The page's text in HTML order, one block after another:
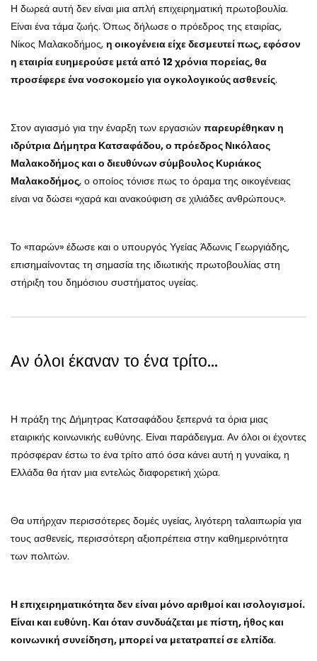
Η δωρεά αυτή δεν είναι μια απλή επιχειρηματική πρωτοβουλία.
Είναι ένα τάμα ζωής. Όπως δήλωσε ο πρόεδρος της εταιρίας,
Νίκος Μαλακοδήμος, η οικογένεια είχε δεσμευτεί πως, εφόσον
η εταιρία ευημερούσε μετά από 12 χρόνια πορείας, θα
προσέφερε ένα νοσοκομείο για ογκολογικούς ασθενείς.
Στον αγιασμό για την έναρξη των εργασιών παρευρέθηκαν η
ιδρύτρια Δήμητρα Κατσαφάδου, ο πρόεδρος Νικόλαος
Μαλακοδήμος και ο διευθύνων σύμβουλος Κυριάκος
Μαλακοδήμος, ο οποίος τόνισε πως το όραμα της οικογένειας
είναι να δώσει «χαρά και ανακούφιση σε χιλιάδες ανθρώπους».
Το «παρών» έδωσε και ο υπουργός Υγείας Άδωνις Γεωργιάδης,
επισημαίνοντας τη σημασία της ιδιωτικής πρωτοβουλίας στη
στήριξη του δημόσιου συστήματος υγείας.
Αν όλοι έκαναν το ένα τρίτο…
Η πράξη της Δήμητρας Κατσαφάδου ξεπερνά τα όρια μιας
εταιρικής κοινωνικής ευθύνης. Είναι παράδειγμα. Αν όλοι οι έχοντες
πρόσφεραν έστω το ένα τρίτο από όσα κάνει αυτή η γυναίκα, η
Ελλάδα θα ήταν μια εντελώς διαφορετική χώρα.
Θα υπήρχαν περισσότερες δομές υγείας, λιγότερη ταλαιπωρία για
τους ασθενείς, περισσότερη αξιοπρέπεια στην καθημερινότητα
των πολιτών.
Η επιχειρηματικότητα δεν είναι μόνο αριθμοί και ισολογισμοί.
Είναι και ευθύνη. Και όταν συνδυάζεται με πίστη, ήθος και
κοινωνική συνείδηση, μπορεί να μετατραπεί σε ελπίδα.